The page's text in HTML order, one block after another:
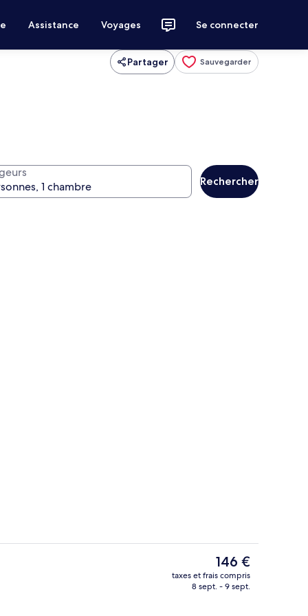
Assistance Voyages Se connecter
Partager Sauvegarder
Rechercher
Terrasse sur le toit
Le
prix
actuel
146 €
taxes et frais compris
8 sept. - 9 sept.